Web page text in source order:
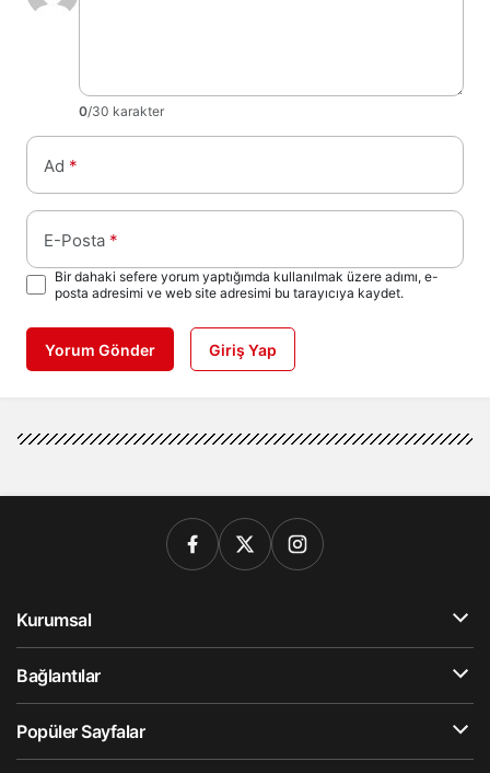
0/30 karakter
Ad *
E-Posta *
Bir dahaki sefere yorum yaptığımda kullanılmak üzere adımı, e-
posta adresimi ve web site adresimi bu tarayıcıya kaydet.
Yorum Gönder Giriş Yap
Kurumsal
Bağlantılar
Popüler Sayfalar